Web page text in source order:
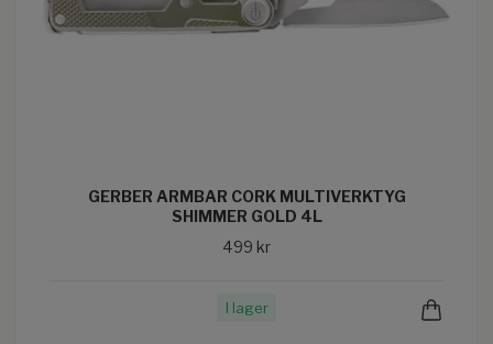
GERBER ARMBAR CORK MULTIVERKTYG
SHIMMER GOLD 4L
499 kr
I lager